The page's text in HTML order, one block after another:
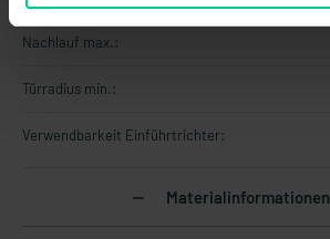
Nachlauf max.:
Türradius min.:
Verwendbarkeit Einführtrichter:
Materialinformationen